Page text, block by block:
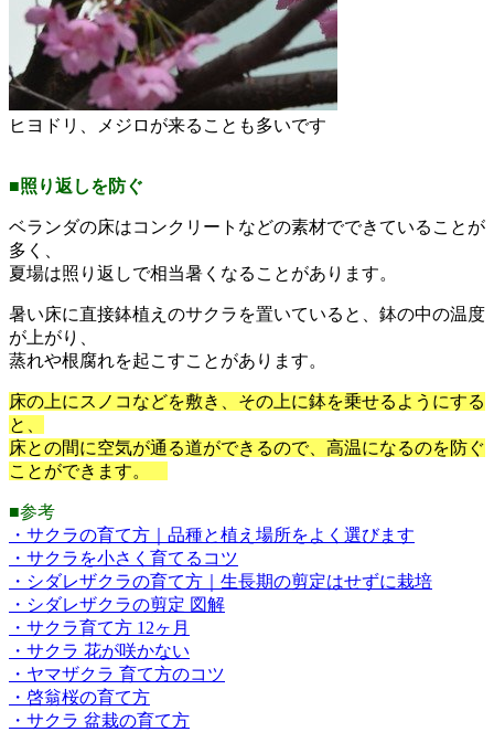
ヒヨドリ、メジロが来ることも多いです
■照り返しを防ぐ
ベランダの床はコンクリートなどの素材でできていることが
多く、
夏場は照り返しで相当暑くなることがあります。
暑い床に直接鉢植えのサクラを置いていると、鉢の中の温度
が上がり、
蒸れや根腐れを起こすことがあります。
床の上にスノコなどを敷き、その上に鉢を乗せるようにする
と、
床との間に空気が通る道ができるので、高温になるのを防ぐ
ことができます。
■参考
・サクラの育て方｜品種と植え場所をよく選びます
・サクラを小さく育てるコツ
・シダレザクラの育て方｜生長期の剪定はせずに栽培
・シダレザクラの剪定 図解
・サクラ育て方 12ヶ月
・サクラ 花が咲かない
・ヤマザクラ 育て方のコツ
・啓翁桜の育て方
・サクラ 盆栽の育て方